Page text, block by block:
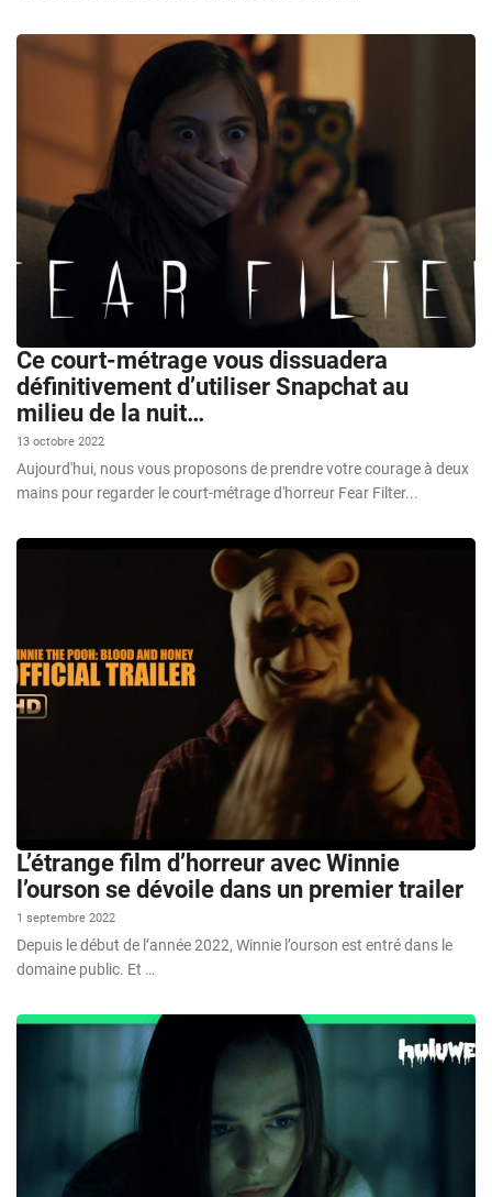
Ce court-métrage vous dissuadera
définitivement d’utiliser Snapchat au
milieu de la nuit…
13 octobre 2022
Aujourd'hui, nous vous proposons de prendre votre courage à deux
mains pour regarder le court-métrage d'horreur Fear Filter...
L’étrange film d’horreur avec Winnie
l’ourson se dévoile dans un premier trailer
1 septembre 2022
Depuis le début de l’année 2022, Winnie l’ourson est entré dans le
domaine public. Et …